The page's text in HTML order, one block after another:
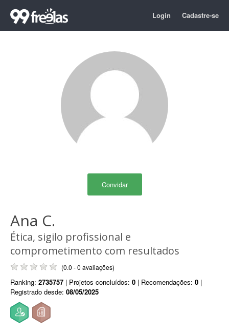
Login Cadastre-se
Convidar
Ana C.
Ética, sigilo profissional e
comprometimento com resultados
(0.0 - 0 avaliações)
Ranking: 2735757 | Projetos concluídos: 0 | Recomendações: 0 |
Registrado desde: 08/05/2025